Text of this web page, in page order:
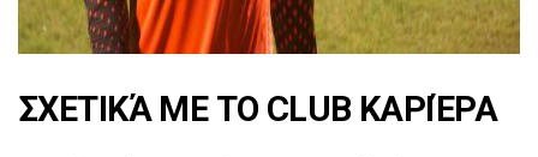
ΣΧΕΤΙΚΆ ΜΕ ΤΟ CLUB ΚΑΡΙΈΡΑ